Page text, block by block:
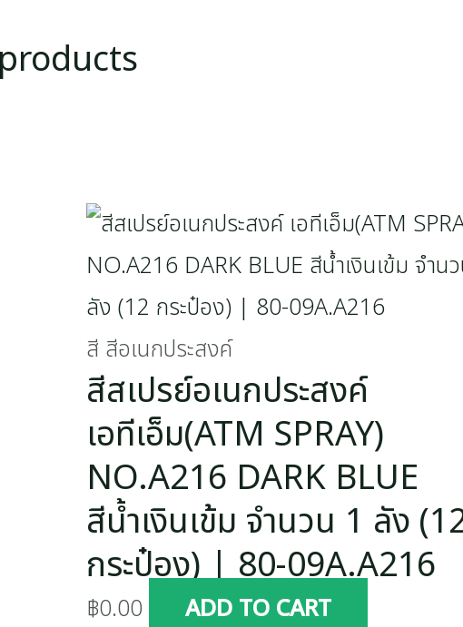
สี สีอเนกประสงค์
สีสเปรย์อเนกประสงค์
เอทีเอ็ม(ATM SPRAY)
NO.A216 DARK BLUE
สีน้ำเงินเข้ม จำนวน 1 ลัง
กระป๋อง) | 80-09A.A216
฿0.00 ADD TO CART